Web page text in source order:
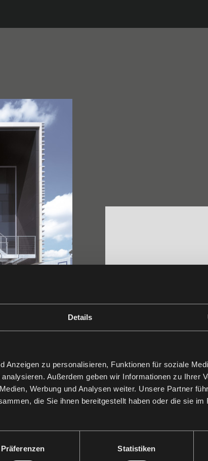
Details
Anzeigen zu personalisieren, Funktionen für soziale
Außerdem geben wir Informationen zu Ihrer
Werbung und Analysen weiter. Unsere Partner
die Sie ihnen bereitgestellt haben oder die sie im
Präferenzen Statistiken